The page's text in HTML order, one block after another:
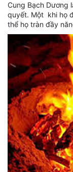
Cung Bạch Dương
quyết. Một khi họ
thể họ tràn đầy